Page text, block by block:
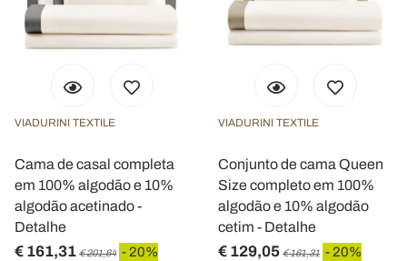
VIADURINI TEXTILE
Cama de casal completa
em 100% algodão e 10%
algodão acetinado -
Detalhe
€ 161,31 € 201,64 - 20%
VIADURINI TEXTILE
Conjunto de cama Queen
Size completo em 100%
algodão e 10% algodão
cetim - Detalhe
€ 129,05 € 161,31 - 20%